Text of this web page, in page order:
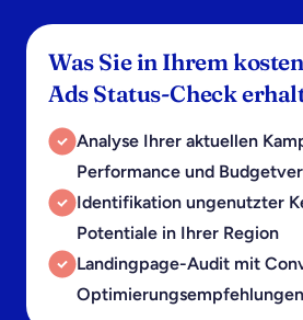
Was Sie in Ihrem
Ads Status-Check
Analyse Ihrer aktuellen
Performance und
Identifikation ungenutzter
Potentiale in Ihrer Region
Landingpage-Audit mit
Optimierungs­empfehlungen